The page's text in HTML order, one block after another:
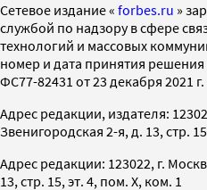
Cетевое издание « forbes.ru »
службой по надзору в сфере
технологий и массовых
номер и дата принятия
ФС77-82431 от 23 декабря 2021 г.
Адрес редакции, издателя:
Звенигородская 2-я, д. 13, стр.
Адрес редакции: 123022, г.
13, стр. 15, эт. 4, пом. X, ком. 1